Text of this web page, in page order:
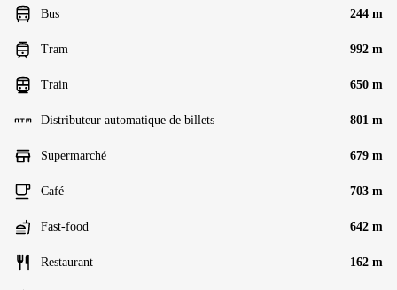
Bus 244 m
Tram 992 m
Train 650 m
Distributeur automatique de billets 801 m
Supermarché 679 m
Café 703 m
Fast-food 642 m
Restaurant 162 m